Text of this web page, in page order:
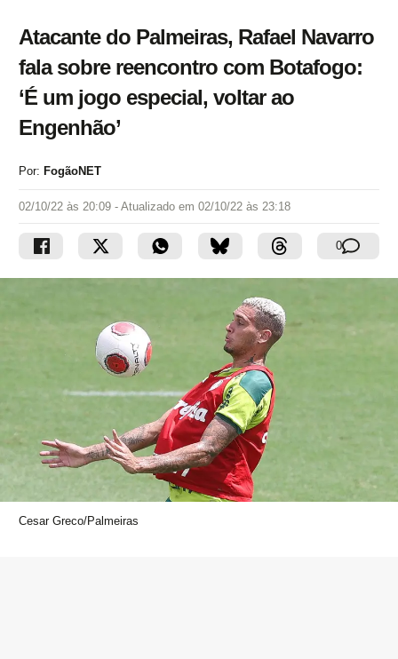
Atacante do Palmeiras, Rafael Navarro
fala sobre reencontro com Botafogo:
‘É um jogo especial, voltar ao
Engenhão’
Por: FogãoNET
02/10/22 às 20:09 - Atualizado em 02/10/22 às 23:18
0
Cesar Greco/Palmeiras